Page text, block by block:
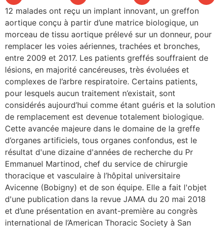
& patrimoine
écologique
CONNECTÉ
12 malades ont reçu un implant innovant, un greffon
aortique conçu à partir d’une matrice biologique, un
morceau de tissu aortique prélevé sur un donneur, pour
remplacer les voies aériennes, trachées et bronches,
entre 2009 et 2017. Les patients greffés souffraient de
lésions, en majorité cancéreuses, très évoluées et
complexes de l’arbre respiratoire. Certains patients,
pour lesquels aucun traitement n’existait, sont
considérés aujourd’hui comme étant guéris et la solution
de remplacement est devenue totalement biologique.
Cette avancée majeure dans le domaine de la greffe
d’organes artificiels, tous organes confondus, est le
résultat d'une dizaine d'années de recherche du Pr
Emmanuel Martinod, chef du service de chirurgie
thoracique et vasculaire à l’hôpital universitaire
Avicenne (Bobigny) et de son équipe. Elle a fait l'objet
d'une publication dans la revue JAMA du 20 mai 2018
et d’une présentation en avant-première au congrès
international de l’American Thoracic Society à San